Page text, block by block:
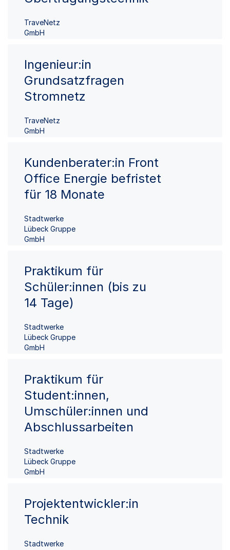
TraveNetz
GmbH
Ingenieur:in
Grundsatzfragen
Stromnetz
TraveNetz
GmbH
Kundenberater:in Front
Office Energie befristet
für 18 Monate
Stadtwerke
Lübeck Gruppe
GmbH
Praktikum für
Schüler:innen (bis zu
14 Tage)
Stadtwerke
Lübeck Gruppe
GmbH
Praktikum für
Student:innen,
Umschüler:innen und
Abschlussarbeiten
Stadtwerke
Lübeck Gruppe
GmbH
Projektentwickler:in
Technik
Stadtwerke